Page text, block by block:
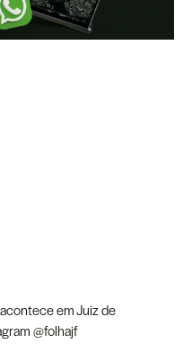
em Juiz de
@folhajf